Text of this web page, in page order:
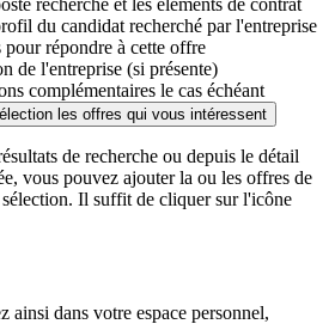
du candidat recherché par l'entreprise
pour répondre à cette offre
de l'entreprise (si présente)
complémentaires le cas échéant
les offres qui vous intéressent
de recherche ou depuis le détail
vous pouvez ajouter la ou les offres de
Il suffit de cliquer sur l'icône
ainsi dans votre espace personnel,